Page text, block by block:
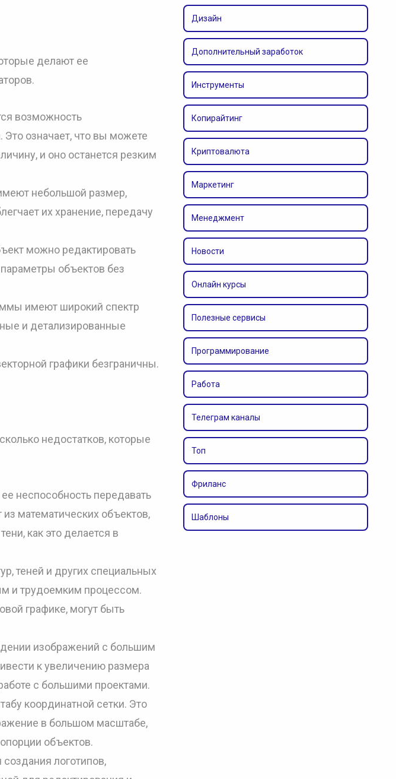
делают ее
возможность
Это означает, что вы можете
и оно останется резким
небольшой размер,
их хранение, передачу
можно редактировать
объектов без
имеют широкий спектр
и детализированные
графики безграничны.
недостатков, которые
неспособность передавать
математических объектов,
как это делается в
теней и других специальных
и трудоемким процессом.
графике, могут быть
изображений с большим
к увеличению размера
с большими проектами.
координатной сетки. Это
в большом масштабе,
объектов.
логотипов,
Дизайн
Дополнительный заработок
Инструменты
Копирайтинг
Криптовалюта
Маркетинг
Менеджмент
Новости
Онлайн курсы
Полезные сервисы
Программирование
Работа
Телеграм каналы
Топ
Фриланс
Шаблоны